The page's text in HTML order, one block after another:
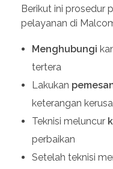
Berikut ini prosedur
pelayanan di
Menghubungi
tertera
Lakukan
keterangan
Teknisi meluncur
perbaikan
Setelah teknisi